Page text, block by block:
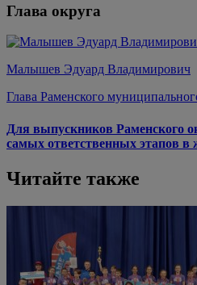
Глава округа
Малышев Эдуард Владимирович
Глава Раменского
Для выпускников Раменского
самых ответственных этапов в
Читайте также